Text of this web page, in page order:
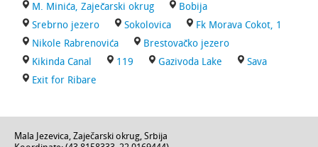
M. Minića, Zaječarski okrug
Bobija
Srebrno jezero
Sokolovica
Fk Morava Cokot, 1
Nikole Rabrenovića
Brestovačko jezero
Kikinda Canal
119 Gazivoda Lake
Sava
Exit for Ribare
Mala Jezevica, Zaječarski okrug, Srbija